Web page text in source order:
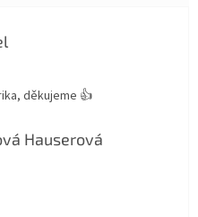
5 z 5 hvězdiček.
děkujeme 👍
Hauserová
5 z 5 hvězdiček.